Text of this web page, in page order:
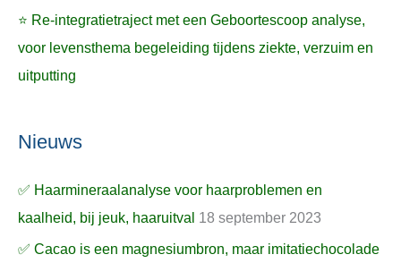
⭐ Re-integratietraject met een Geboortescoop analyse,
voor levensthema begeleiding tijdens ziekte, verzuim en
uitputting
Nieuws
✅ Haarmineraalanalyse voor haarproblemen en
kaalheid, bij jeuk, haaruitval 18 september 2023
✅ Cacao is een magnesiumbron, maar imitatiechocolade